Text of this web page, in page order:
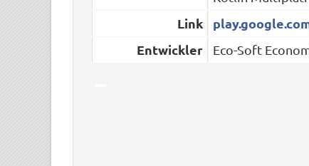
Link
Entwickler
Eco-Soft